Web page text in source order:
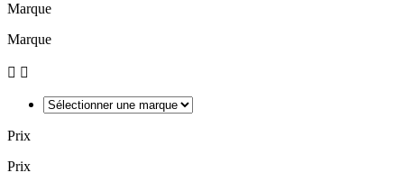
Marque
Marque
 
Prix
Prix